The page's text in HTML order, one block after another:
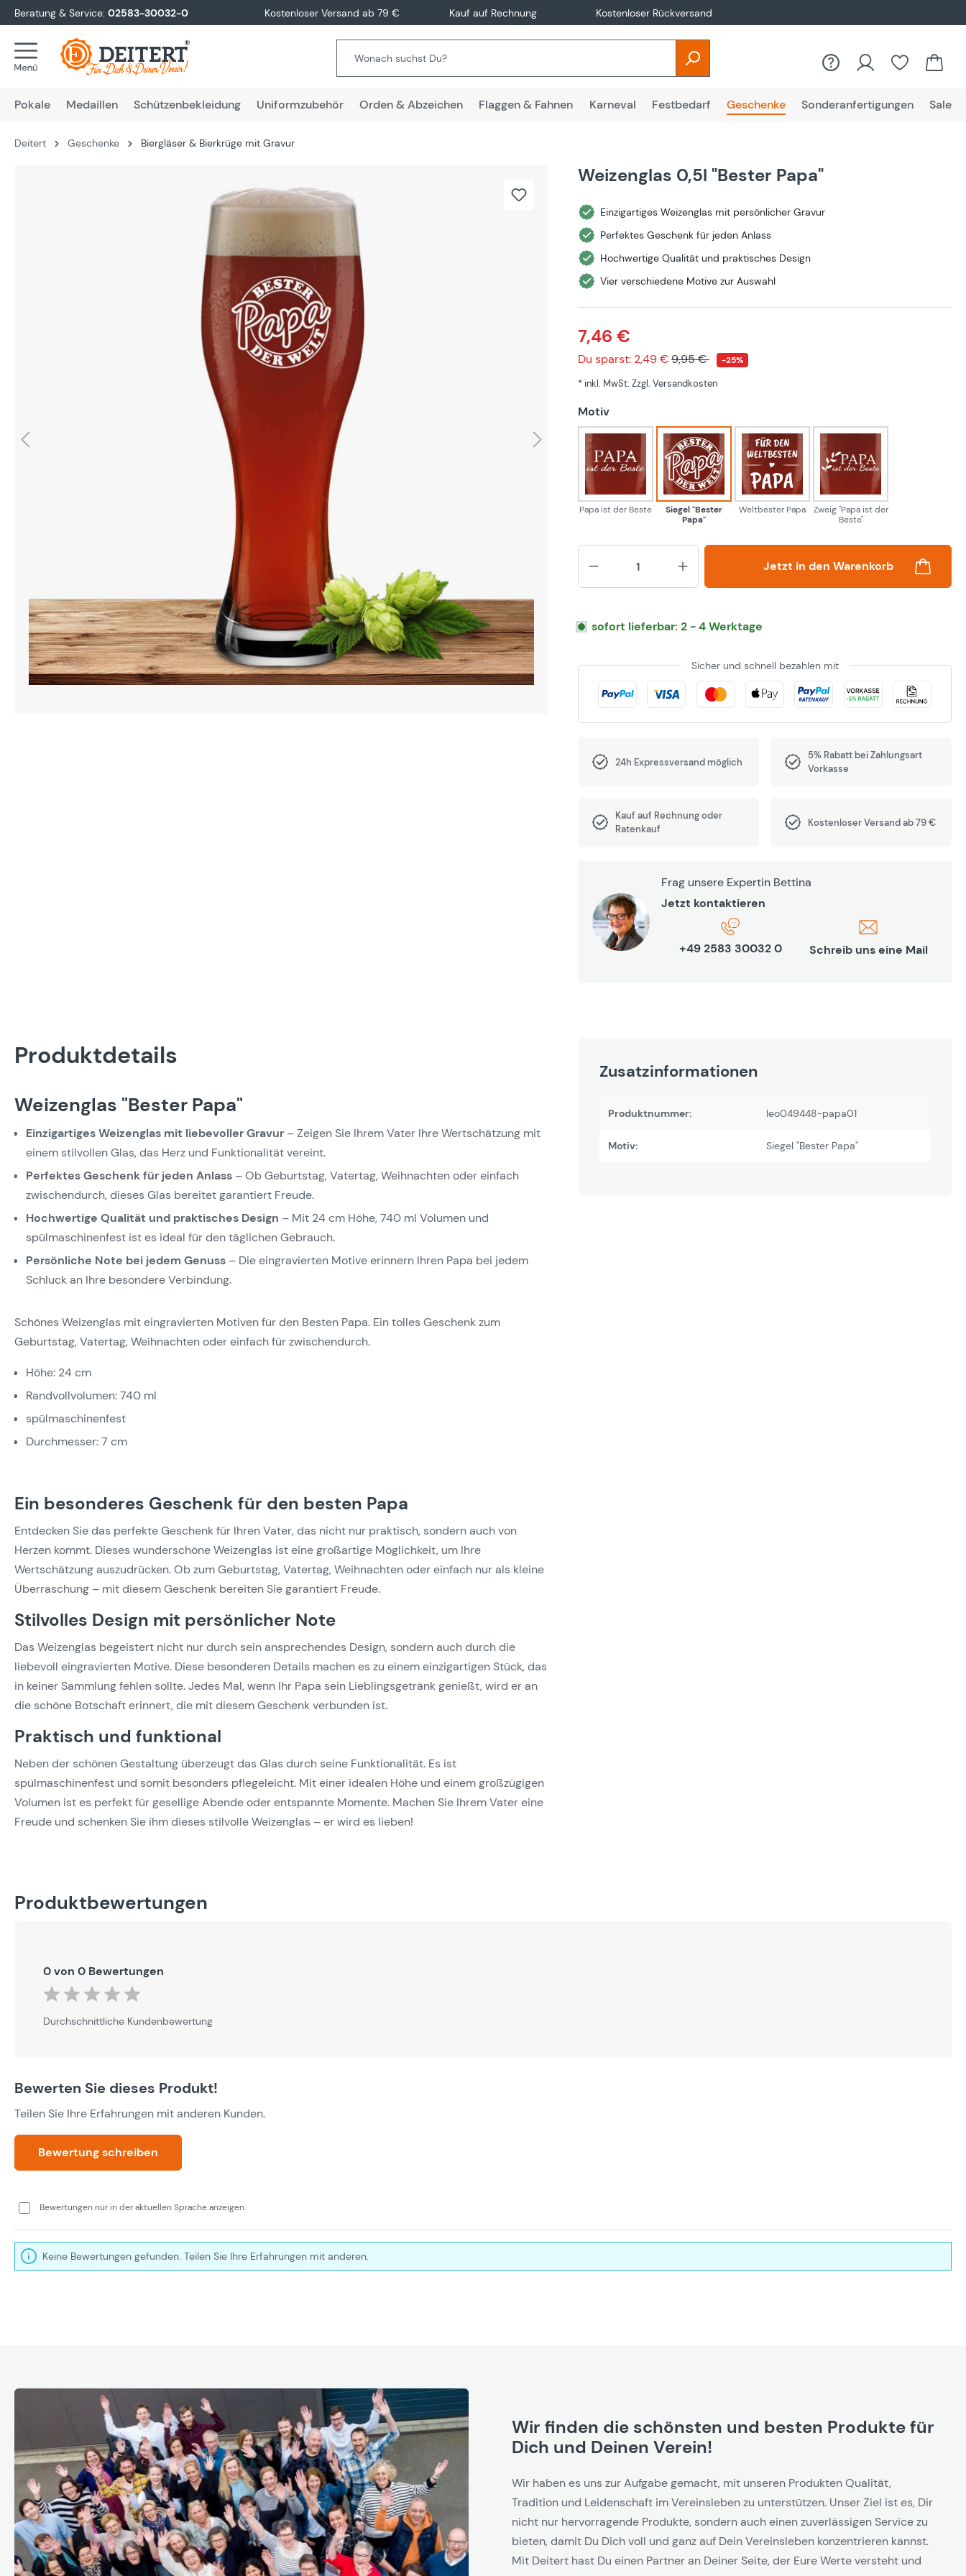
Zur Hauptnavigation springen
Beratung & Service: 02583-30032-0 Kostenloser Versand ab 79 € Kauf auf Rechnung Kostenloser Rückversand
Pokale Medaillen Schützenbekleidung Uniformzubehör Orden & Abzeichen Flaggen & Fahnen Karneval Festbedarf Geschenke Sonderanfertigungen Sale
Deitert Geschenke Biergläser & Bierkrüge mit Gravur
Weizenglas 0,5l "Bester Papa"
Einzigartiges Weizenglas mit persönlicher Gravur
Perfektes Geschenk für jeden Anlass
Hochwertige Qualität und praktisches Design
Vier verschiedene Motive zur Auswahl
7,46 €
Du sparst: 2,49 €9,95 € -25%
* inkl. MwSt. Zzgl. Versandkosten
Motivauswählen
Papa ist der Beste
Papa ist der Beste
Siegel "Bester Papa"
Siegel "Bester
Papa"
Weltbester Papa
Weltbester Papa
Zweig "Papa ist der
Zweig "Papa ist der
Beste"
Produkt Anzahl: Gib den
Jetzt in den Warenkorb
sofort lieferbar: 2 - 4 Werktage
Sicher und schnell bezahlen mit
24h Expressversand möglich
5% Rabatt bei Zahlungsart
Vorkasse
Kauf auf Rechnung oder
Ratenkauf
Kostenloser Versand ab 79 €
Frag unsere Expertin Bettina
Jetzt kontaktieren
+49 2583 30032 0 Schreib uns eine Mail
Produktdetails
Weizenglas "Bester Papa"
Einzigartiges Weizenglas mit liebevoller Gravur – Zeigen Sie Ihrem Vater Ihre Wertschätzung mit
einem stilvollen Glas, das Herz und Funktionalität vereint.
Perfektes Geschenk für jeden Anlass – Ob Geburtstag, Vatertag, Weihnachten oder einfach
zwischendurch, dieses Glas bereitet garantiert Freude.
Hochwertige Qualität und praktisches Design – Mit 24 cm Höhe, 740 ml Volumen und
spülmaschinenfest ist es ideal für den täglichen Gebrauch.
Persönliche Note bei jedem Genuss – Die eingravierten Motive erinnern Ihren Papa bei jedem
Schluck an Ihre besondere Verbindung.
Schönes Weizenglas mit eingravierten Motiven für den Besten Papa. Ein tolles Geschenk zum
Geburtstag, Vatertag, Weihnachten oder einfach für zwischendurch.
Höhe: 24 cm
Randvollvolumen: 740 ml
spülmaschinenfest
Durchmesser: 7 cm
Ein besonderes Geschenk für den besten Papa
Entdecken Sie das perfekte Geschenk für Ihren Vater, das nicht nur praktisch, sondern auch von
Herzen kommt. Dieses wunderschöne Weizenglas ist eine großartige Möglichkeit, um Ihre
Wertschätzung auszudrücken. Ob zum Geburtstag, Vatertag, Weihnachten oder einfach nur als kleine
Überraschung – mit diesem Geschenk bereiten Sie garantiert Freude.
Stilvolles Design mit persönlicher Note
Das Weizenglas begeistert nicht nur durch sein ansprechendes Design, sondern auch durch die
liebevoll eingravierten Motive. Diese besonderen Details machen es zu einem einzigartigen Stück, das
in keiner Sammlung fehlen sollte. Jedes Mal, wenn Ihr Papa sein Lieblingsgetränk genießt, wird er an
die schöne Botschaft erinnert, die mit diesem Geschenk verbunden ist.
Praktisch und funktional
Neben der schönen Gestaltung überzeugt das Glas durch seine Funktionalität. Es ist
spülmaschinenfest und somit besonders pflegeleicht. Mit einer idealen Höhe und einem großzügigen
Volumen ist es perfekt für gesellige Abende oder entspannte Momente. Machen Sie Ihrem Vater eine
Freude und schenken Sie ihm dieses stilvolle Weizenglas – er wird es lieben!
Zusatzinformationen
Produktnummer: leo049448-papa01
Motiv: Siegel "Bester Papa"
Produktbewertungen
0 von 0 Bewertungen
Durchschnittliche Bewertung von 0 von 5 Sternen
Durchschnittliche Kundenbewertung
Bewerten Sie dieses Produkt!
Teilen Sie Ihre Erfahrungen mit anderen Kunden.
Bewertung schreiben
Bewertungen nur in der aktuellen Sprache anzeigen.
Keine Bewertungen gefunden. Teilen Sie Ihre Erfahrungen mit anderen.
Wir finden die schönsten und besten Produkte für
Dich und Deinen Verein!
Wir haben es uns zur Aufgabe gemacht, mit unseren Produkten Qualität,
Tradition und Leidenschaft im Vereinsleben zu unterstützen. Unser Ziel ist es, Dir
nicht nur hervorragende Produkte, sondern auch einen zuverlässigen Service zu
bieten, damit Du Dich voll und ganz auf Dein Vereinsleben konzentrieren kannst.
Mit Deitert hast Du einen Partner an Deiner Seite, der Eure Werte versteht und